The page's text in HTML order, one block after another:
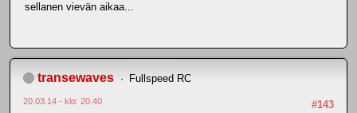
sellanen vievän aikaa...
transewaves Fullspeed RC
#143
20.03.14 - klo: 20.40